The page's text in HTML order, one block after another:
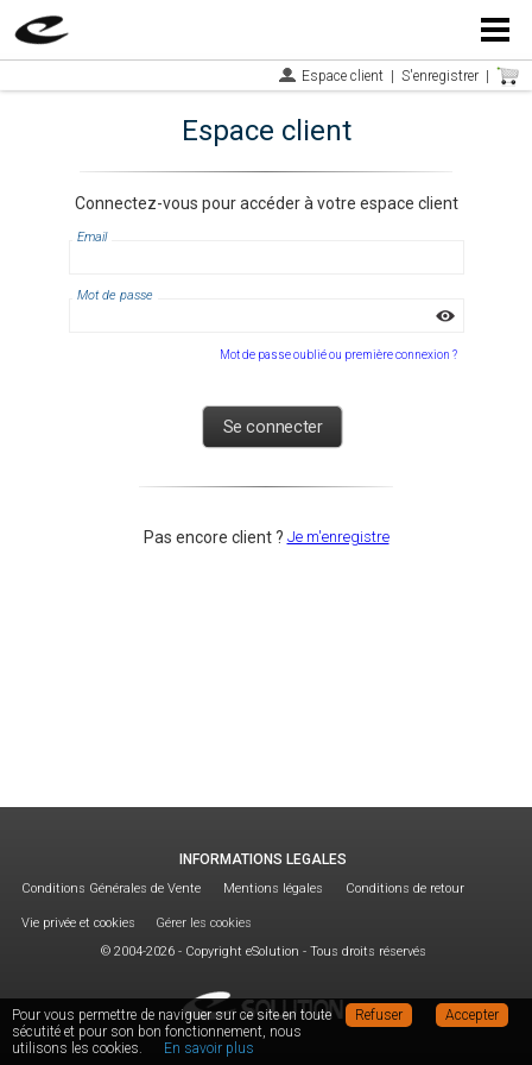
Menu
Espace client S'enregistrer
Espace client
Connectez-vous pour accéder à votre espace client
Email
Mot de passe
Pas encore client ? Je m'enregistre
INFORMATIONS LEGALES
Conditions Générales de Vente Mentions légales Conditions de retour
Vie privée et cookies
Gérer les cookies
© 2004-2026 - Copyright eSolution - Tous droits réservés
Accepter
Refuser
Pour vous permettre de naviguer sur ce site en toute
sécutité et pour son bon fonctionnement, nous
utilisons les cookies.
En savoir plus